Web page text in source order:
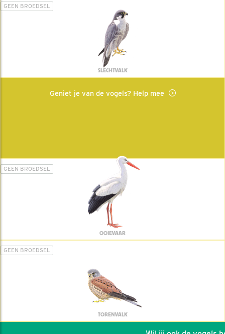
GEEN BROEDSEL
SLECHTVALK
Geniet je van de vogels? Help mee
GEEN BROEDSEL
OOIEVAAR
GEEN BROEDSEL
TORENVALK